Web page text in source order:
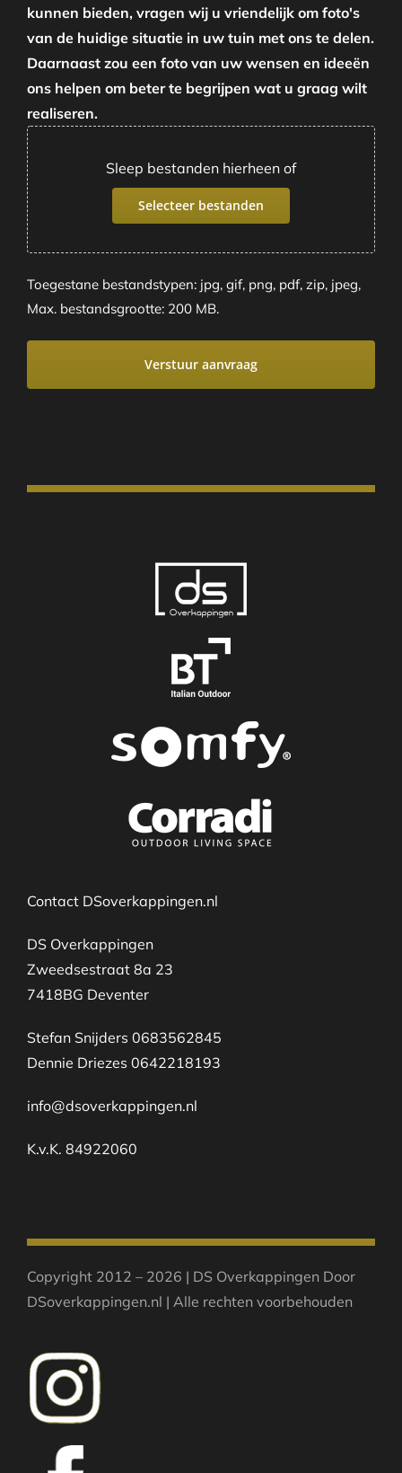
kunnen bieden, vragen wij u vriendelijk om foto's
van de huidige situatie in uw tuin met ons te delen.
Daarnaast zou een foto van uw wensen en ideeën
ons helpen om beter te begrijpen wat u graag wilt
realiseren.
Sleep bestanden hierheen of
Selecteer bestanden
Toegestane bestandstypen: jpg, gif, png, pdf, zip, jpeg,
Max. bestandsgrootte: 200 MB.
Contact DSoverkappingen.nl
DS Overkappingen
Zweedsestraat 8a 23
7418BG Deventer
Stefan Snijders 0683562845
Dennie Driezes 0642218193
info@dsoverkappingen.nl
K.v.K. 84922060
Copyright 2012 – 2026 | DS Overkappingen Door
DSoverkappingen.nl | Alle rechten voorbehouden